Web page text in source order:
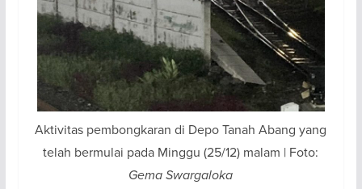
Aktivitas pembongkaran di Depo Tanah Abang yang
telah bermulai pada Minggu (25/12) malam | Foto:
Gema Swargaloka